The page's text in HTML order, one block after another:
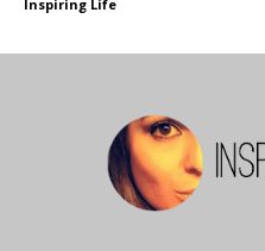
Inspiring Life